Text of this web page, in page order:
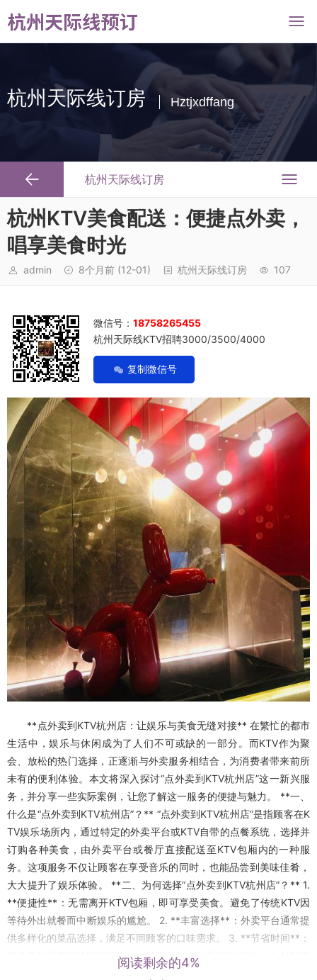
杭州天际线订房 Hztjxdffang
杭州天际线订房
杭州KTV美食配送：便捷点外卖，
唱享美食时光
admin 8个月前 (12-01) 杭州天际线订房 107
微信号： 18758265455
杭州天际线KTV招聘3000/3500/4000
复制微信号
**点外卖到KTV杭州店：让娱乐与美食无缝对接** 在繁忙的都市
生活中，娱乐与休闲成为了人们不可或缺的一部分。而KTV作为聚
会、放松的热门选择，正逐渐与外卖服务相结合，为消费者带来前所
未有的便利体验。本文将深入探讨“点外卖到KTV杭州店”这一新兴服
务，并分享一些实际案例，让您了解这一服务的便捷与魅力。 **一、
什么是“点外卖到KTV杭州店”？** “点外卖到KTV杭州店”是指顾客在K
TV娱乐场所内，通过特定的外卖平台或KTV自带的点餐系统，选择并
订购各种美食，由外卖平台或餐厅直接配送至KTV包厢内的一种服
务。这项服务不仅让顾客在享受音乐的同时，也能品尝到美味佳肴，
大大提升了娱乐体验。 **二、为何选择“点外卖到KTV杭州店”？** 1.
**便捷性**：无需离开KTV包厢，即可享受美食。避免了传统KTV因
等待外出就餐而中断娱乐的尴尬。 2. **丰富选择**：外卖平台通常提
供多样化的菜品选择，满足不同顾客的口味需求。 3. **节省时间**：
避免了往返餐厅的时间消耗，让顾客能更专注于娱乐活动。 4. **私密
性**：在包厢内用餐，保护了顾客的隐私，避免了公共场合用餐的尴
阅读剩余的4%